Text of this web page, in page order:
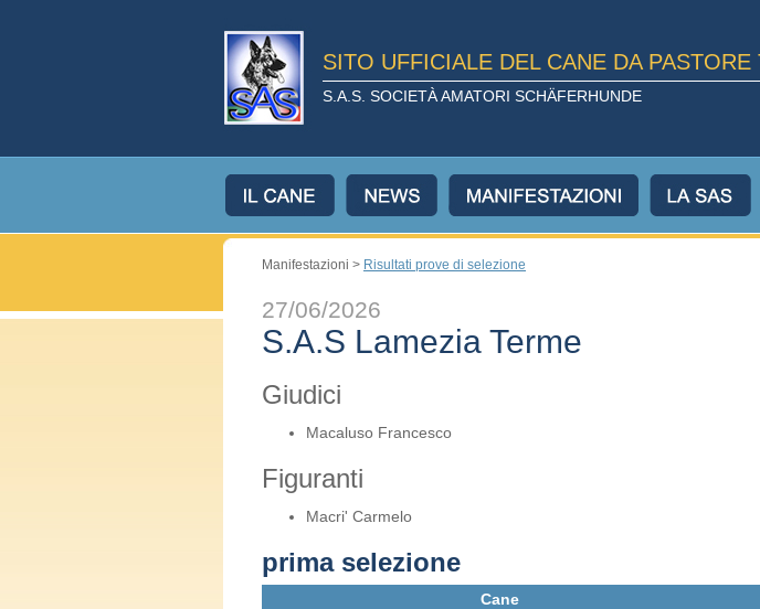
SITO UFFICIALE DEL CANE DA PASTORE
S.A.S. SOCIETÀ AMATORI SCHÄFERHUNDE
Manifestazioni > Risultati prove di selezione
27/06/2026
S.A.S Lamezia Terme
Giudici
Macaluso Francesco
Figuranti
Macri' Carmelo
prima selezione
Cane